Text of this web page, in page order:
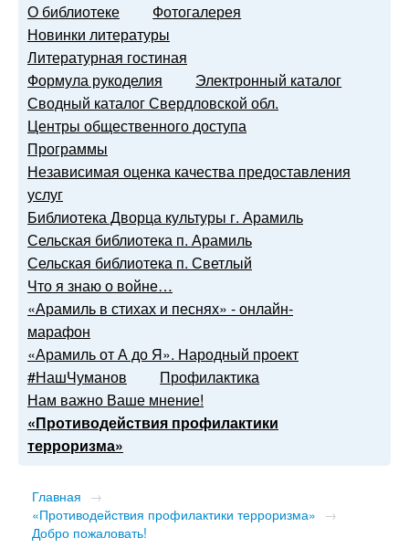
О библиотеке
Фотогалерея
Новинки литературы
Литературная гостиная
Формула рукоделия
Электронный каталог
Сводный каталог Свердловской обл.
Центры общественного доступа
Программы
Независимая оценка качества предоставления
услуг
Библиотека Дворца культуры г. Арамиль
Сельская библиотека п. Арамиль
Сельская библиотека п. Светлый
Что я знаю о войне…
«Арамиль в стихах и песнях» - онлайн-
марафон
«Арамиль от А до Я». Народный проект
#НашЧуманов
Профилактика
Нам важно Ваше мнение!
«Противодействия профилактики
терроризма»
Главная →
«Противодействия профилактики терроризма» →
Добро пожаловать!